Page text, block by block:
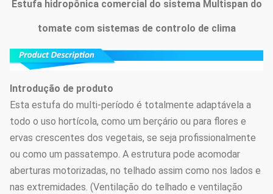
Estufa hidropônica comercial do sistema Multispan do
tomate com sistemas de controlo de clima
Introdução de produto
Esta estufa do multi-período é totalmente adaptávela a
todo o uso hortícola, como um berçário ou para flores e
ervas crescentes dos vegetais, se seja profissionalmente
ou como um passatempo. A estrutura pode acomodar
aberturas motorizadas, no telhado assim como nos lados e
nas extremidades. (Ventilação do telhado e ventilação